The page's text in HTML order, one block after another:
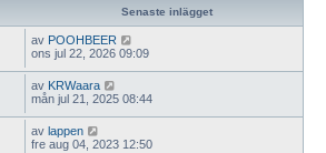
Senaste inlägget
av POOHBEER
ons jul 22, 2026 09:09
av KRWaara
mån jul 21, 2025 08:44
av lappen
fre aug 04, 2023 12:50